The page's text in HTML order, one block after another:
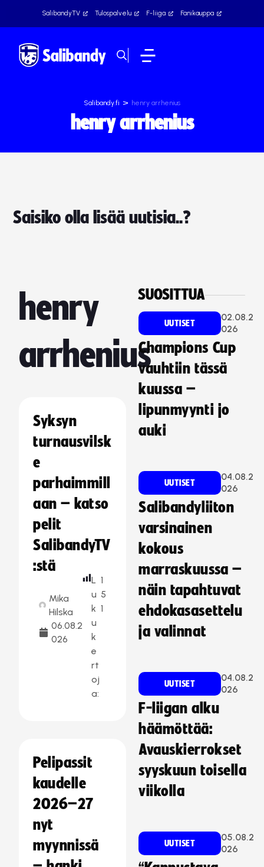
SalibandyTV Tulospalvelu F-liiga Fanikauppa
Salibandy.fi > henry arrhenius
henry arrhenius
Saisiko olla lisää uutisia..?
henry
arrhenius
Syksyn
turnausvilsk
e
parhaimmill
aan – katso
pelit
SalibandyTV
:stä
Mika
Hilska
06.08.2
026
L
u
k
u
k
e
rt
oj
a:
1
5
1
Pelipassit
kaudelle
2026–27
nyt
myynnissä
SUOSITTUA
UUTISET
02.08.2
026
Champions Cup
vauhtiin tässä
kuussa –
lipunmyynti jo
auki
UUTISET
04.08.2
026
Salibandyliiton
varsinainen
kokous
marraskuussa –
näin tapahtuvat
ehdokasasettelu
ja valinnat
UUTISET
04.08.2
026
F-liigan alku
häämöttää:
Avauskierrokset
syyskuun toisella
viikolla
UUTISET
05.08.2
026